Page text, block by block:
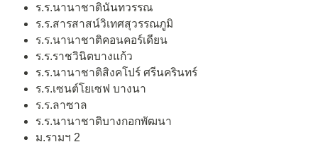
ร.ร.นานาชาตินันทวรรณ
ร.ร.สารสาสน์วิเทศสุวรรณภูมิ
ร.ร.นานาชาติคอนคอร์เดียน
ร.ร.ราชวินิตบางแก้ว
ร.ร.นานาชาติสิงคโปร์ ศรีนครินทร์
ร.ร.เซนต์โยเซฟ บางนา
ร.ร.ลาซาล
ร.ร.นานาชาติบางกอกพัฒนา
ม.รามฯ 2